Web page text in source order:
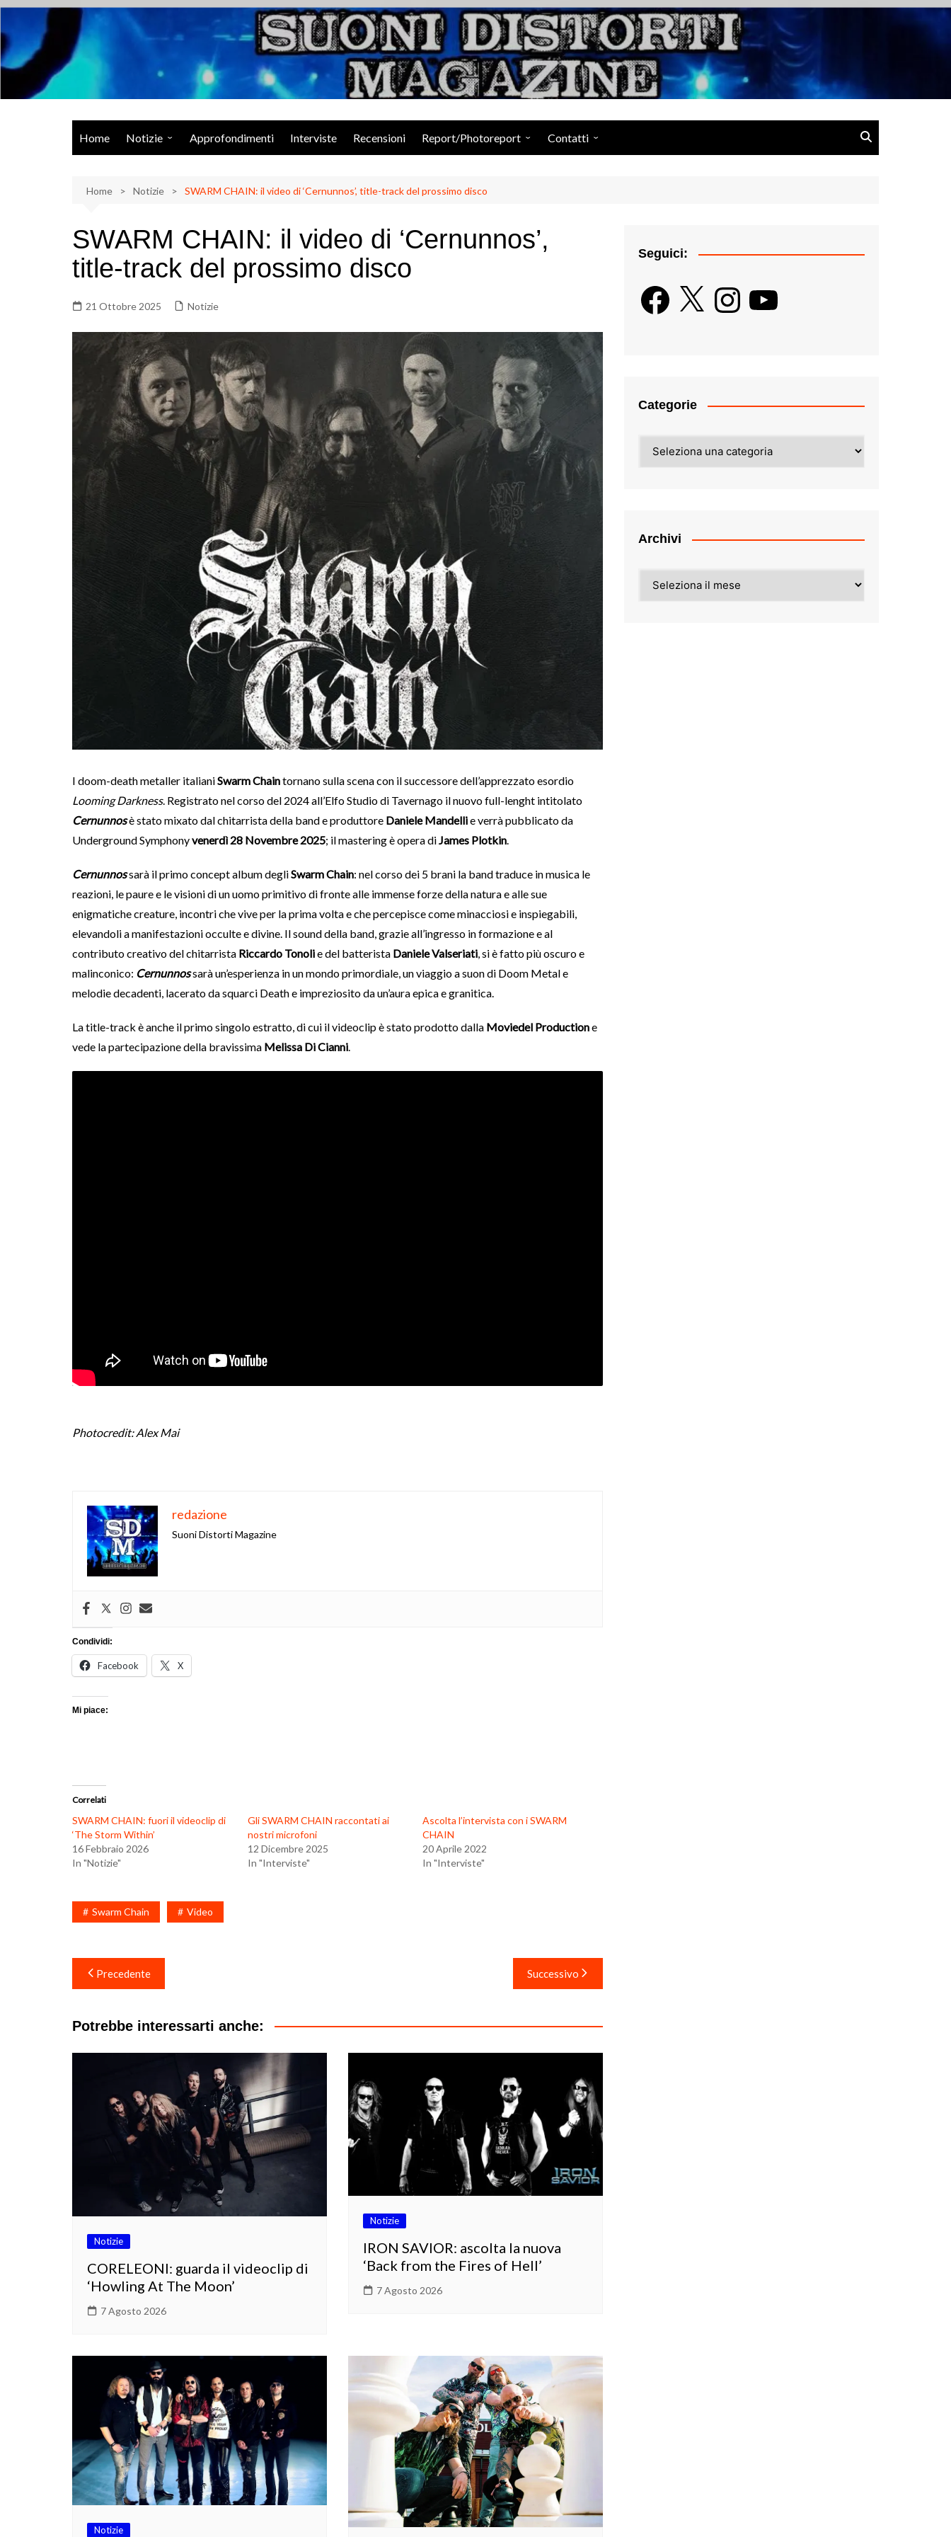
Salta
contenuto
Suoni Distorti Magazine
Musica Rock, Metal, Punk e varie sonorità alternative
Home Notizie
Eventi
Libri
Approfondimenti Interviste Recensioni Report/Photoreport Contatti
Home Notizie SWARM CHAIN: il video di ‘Cernunnos’, title-track del prossimo disco
SWARM CHAIN: il video di ‘Cernunnos’,
title-track del prossimo disco
21 Ottobre 2025 Notizie
I doom-death metaller italianiSwarm Chaintornano sulla scena con il successore dell’apprezzato esordio
Looming Darkness. Registrato nel corso del 2024 all’Elfo Studio di Tavernago il nuovo full-lenght intitolato
Cernunnosè stato mixato dal chitarrista della band e produttore Daniele Mandellie verrà pubblicato da
Underground Symphonyvenerdì 28 Novembre 2025; il mastering è opera diJames Plotkin.
Cernunnossarà il primo concept album degliSwarm Chain: nel corso dei 5 brani la band traduce in musica le
reazioni, le paure e le visioni di un uomo primitivo di fronte alle immense forze della natura e alle sue
enigmatiche creature, incontri che vive per la prima volta e che percepisce come minacciosi e inspiegabili,
elevandoli a manifestazioni occulte e divine. Il sound della band, grazie all’ingresso in formazione e al
contributo creativo del chitarrista Riccardo Tonolie del batterista Daniele Valseriati, si è fatto più oscuro e
malinconico: Cernunnossarà un’esperienza in un mondo primordiale, un viaggio a suon di Doom Metal e
melodie decadenti, lacerato da squarci Death e impreziosito da un’aura epica e granitica.
La title-track è anche il primo singolo estratto, di cui il videoclip è stato prodotto dalla Moviedel Productione
vede la partecipazione della bravissima Melissa Di Cianni.
Photocredit: Alex Mai
redazione
Suoni Distorti Magazine
Condividi:
Facebook X
Mi piace:
Correlati
SWARM CHAIN: fuori il videoclip di
‘The Storm Within’
16 Febbraio 2026
In "Notizie"
Gli SWARM CHAIN raccontati ai
nostri microfoni
12 Dicembre 2025
In "Interviste"
Ascolta l’intervista con i SWARM
CHAIN
20 Aprile 2022
In "Interviste"
Swarm Chain Video
Navigazione
articoli
Precedente Successivo
Potrebbe interessarti anche:
Notizie
CORELEONI: guarda il videoclip di
‘Howling At The Moon’
7 Agosto 2026
Notizie
IRON SAVIOR: ascolta la nuova
‘Back from the Fires of Hell’
7 Agosto 2026
Notizie
Seguici:
Facebook
X InstagramYouTube
Categorie
Archivi